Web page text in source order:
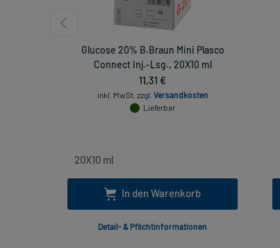
Glucose 20% B.Braun Mini Plasco
Connect Inj.-Lsg., 20X10 ml
11,31 €
inkl. MwSt. zzgl. Versandkosten
Lieferbar
In den Warenkorb
Detail- & Pflichtinformationen